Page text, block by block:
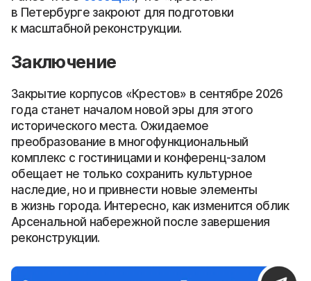
в Петербурге закроют для подготовки
к масштабной реконструкции.
Заключение
Закрытие корпусов «Крестов» в сентябре 2026
года станет началом новой эры для этого
исторического места. Ожидаемое
преобразование в многофункциональный
комплекс с гостиницами и конференц-залом
обещает не только сохранить культурное
наследие, но и привнести новые элементы
в жизнь города. Интересно, как изменится облик
Арсенальной набережной после завершения
реконструкции.